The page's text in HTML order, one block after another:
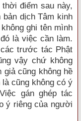
điểm sau này,
dịch Tâm kinh
ghi tên mình
là việc cần làm.
trước tác Phật
vậy chứ không
giả cũng không hề
cũng không có ý
gán ghép tác
ý riêng của người